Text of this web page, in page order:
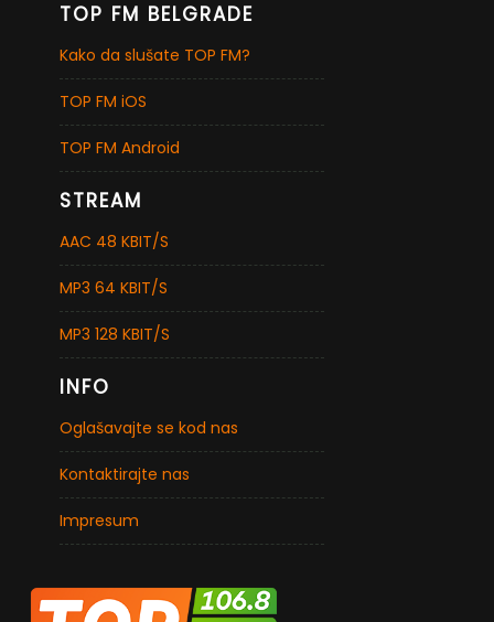
TOP FM BELGRADE
Kako da slušate TOP FM?
TOP FM iOS
TOP FM Android
STREAM
AAC 48 KBIT/S
MP3 64 KBIT/S
MP3 128 KBIT/S
INFO
Oglašavajte se kod nas
Kontaktirajte nas
Impresum